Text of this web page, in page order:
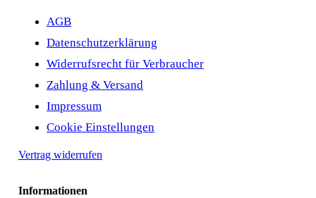
AGB
Datenschutzerklärung
Widerrufsrecht für Verbraucher
Zahlung & Versand
Impressum
Cookie Einstellungen
Vertrag widerrufen
Informationen